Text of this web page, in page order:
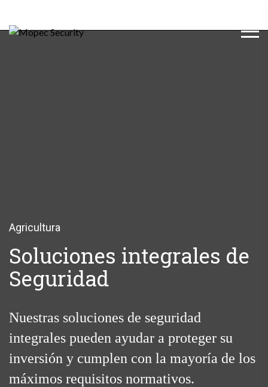
Agricultura
Soluciones integrales de
Seguridad
Nuestras soluciones de seguridad
integrales pueden ayudar a proteger su
inversión y cumplen con la mayoría de los
máximos requisitos normativos.